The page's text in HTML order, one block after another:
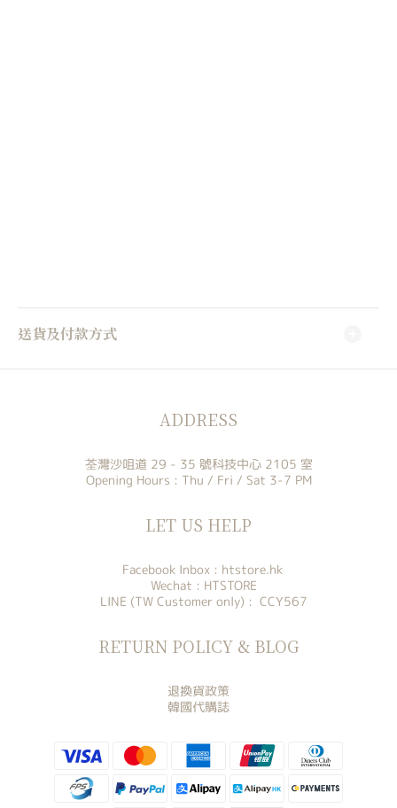
送貨及付款方式
ADDRESS
荃灣沙咀道 29 - 35 號科技中心 2105 室
Opening Hours : Thu / Fri / Sat 3-7 PM
LET US HELP
Facebook Inbox : htstore.hk
Wechat : HTSTORE
LINE (TW Customer only) : CCY567
RETURN POLICY & BLOG
退換貨政策
韓國代購誌